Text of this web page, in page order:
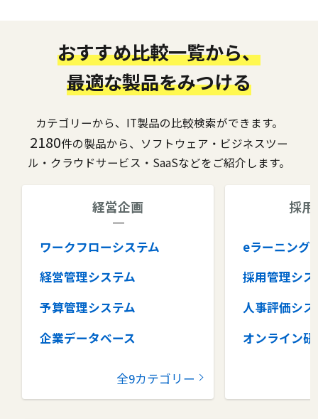
おすすめ比較一覧から、
最適な製品をみつける
カテゴリーから、IT製品の比較検索ができます。
2180件の製品から、ソフトウェア・ビジネスツー
ル・クラウドサービス・SaaSなどをご紹介します。
経営企画
ワークフローシステム
経営管理システム
予算管理システム
企業データベース
コラボレーションツール
全9カテゴリー
採
eラーニング
採用管理シス
人事評価シス
オンライン研
タレントマ